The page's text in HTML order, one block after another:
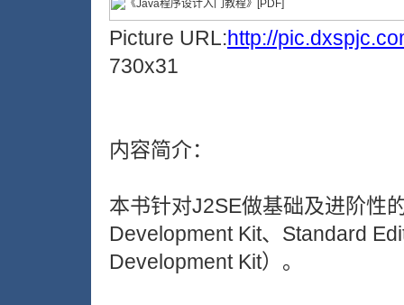
Picture URL:http://
730x31
内容简介：
本书针对J2SE做基础及进阶性
Development Kit、Standard
Development Kit）。